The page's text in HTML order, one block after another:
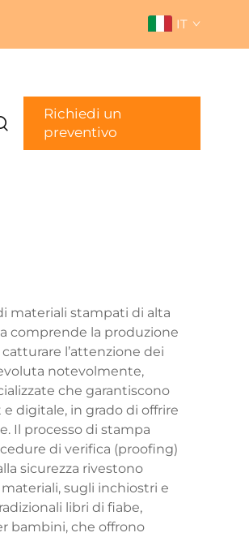
IT
Richiedi un
preventivo
materiali stampati di alta
comprende la produzione
l’attenzione dei
notevolmente,
che garantiscono
digitale, in grado di offrire
Il processo di stampa
di verifica (proofing)
sicurezza rivestono
sugli inchiostri e
libri di fiabe,
bambini, che offrono